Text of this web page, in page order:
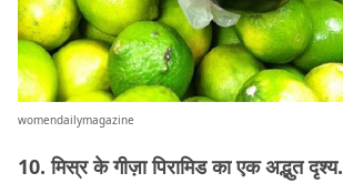
womendailymagazine
10. मिस्र के गीज़ा पिरामिड का एक अद्भुत दृश्य.